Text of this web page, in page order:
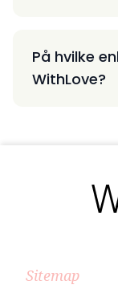
På hvilke
WithLove?
Sitemap